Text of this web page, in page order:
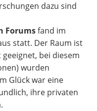
dazu sind
Forumsfand im
statt. Der Raum ist
bei diesem
wurden
Glück war eine
ihre privaten